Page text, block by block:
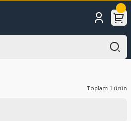
Toplam 1 ürün